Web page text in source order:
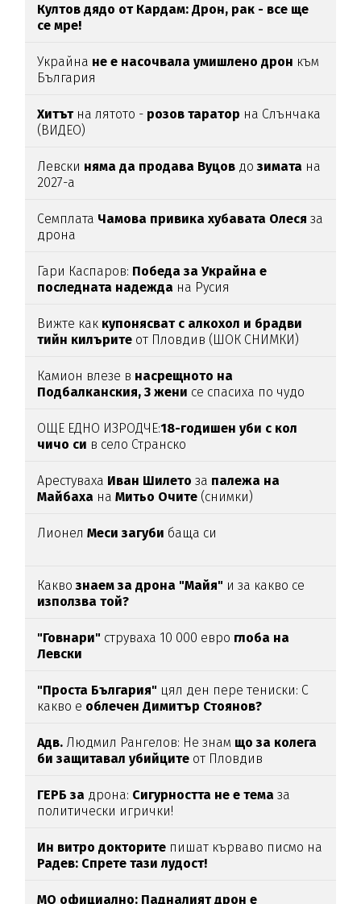
Култов дядо от Кардам: Дрон, рак - все ще
се мре!
Украйна не е насочвала умишлено дрон към
България
Хитътна лятото - розов таратор на Слънчака
(ВИДЕО)
Левски няма да продава Вуцов дозимата на
2027-а
Семплата Чамова привика хубавата Олеся за
дрона
Гари Каспаров: Победа за Украйна е
последната надежда на Русия
Вижте как купонясват с алкохол и брадви
тийн килърите от Пловдив (ШОК СНИМКИ)
Камион влезе в насрещното на
Подбалканския, 3 жени се спасиха по чудо
ОЩЕ ЕДНО ИЗРОДЧЕ:18-годишен уби с кол
чичо си в село Странско
Арестуваха Иван Шилетоза палежа на
Майбаха наМитьо Очите (снимки)
Лионел Меси загуби баща си
Каквознаем за дрона "Майя" и за какво се
използва той?
"Говнари" струваха 10 000 евро глоба на
Левски
"Проста България" цял ден пере тениски: С
какво е облечен Димитър Стоянов?
Адв. Людмил Рангелов: Не знам що за колега
би защитавал убийците от Пловдив
ГЕРБ за дрона: Сигурността не е темаза
политически игрички!
Ин витро докторите пишат кърваво писмо на
Радев: Спрете тази лудост!
МО официално: Падналият дрон е